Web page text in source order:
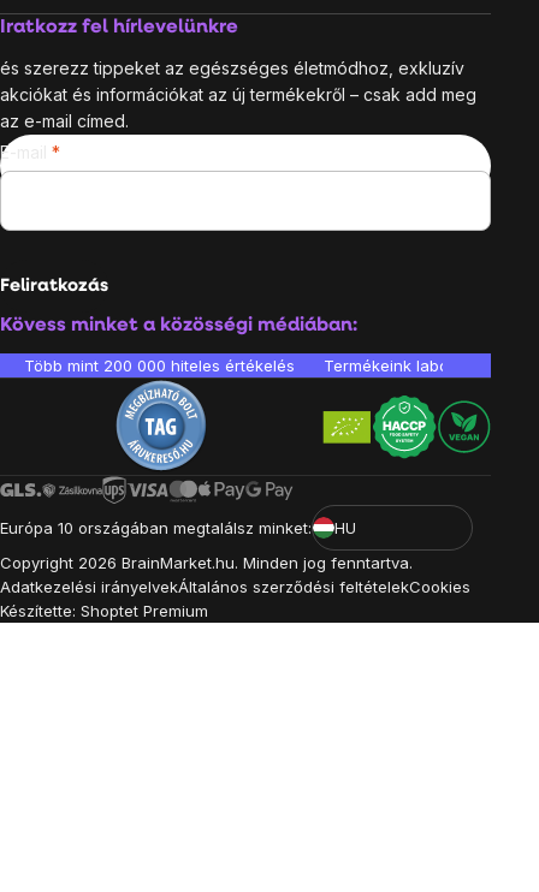
Iratkozz fel hírlevelünkre
és szerezz tippeket az egészséges életmódhoz, exkluzív
akciókat és információkat az új termékekről – csak add meg
az e-mail címed.
E-mail
Feliratkozás
Kövess minket a közösségi médiában:
Több mint 200 000 hiteles értékelés Termékeink
Európa 10 országában megtalálsz minket:
HU
Copyright 2026 BrainMarket.hu. Minden jog fenntartva.
Adatkezelési irányelvekÁltalános szerződési feltételekCookies
Készítette: Shoptet Premium